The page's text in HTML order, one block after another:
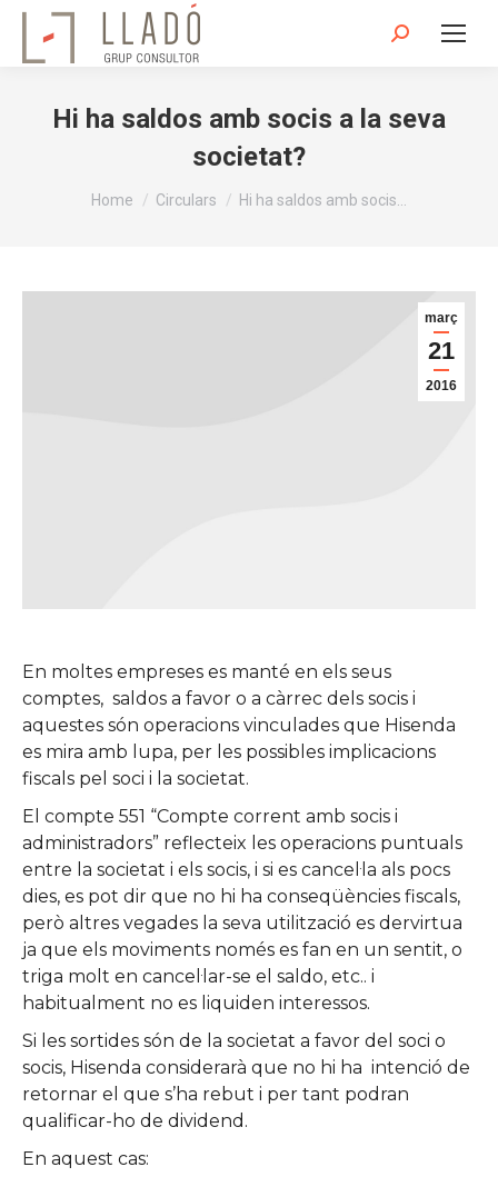
Search:
Hi ha saldos amb socis a la seva
societat?
You are here:
Home Circulars Hi ha saldos amb socis…
març
21
2016
En moltes empreses es manté en els seus
comptes, saldos a favor o a càrrec dels socis i
aquestes són operacions vinculades que Hisenda
es mira amb lupa, per les possibles implicacions
fiscals pel soci i la societat.
El compte 551 “Compte corrent amb socis i
administradors” reflecteix les operacions puntuals
entre la societat i els socis, i si es cancel·la als pocs
dies, es pot dir que no hi ha conseqüències fiscals,
però altres vegades la seva utilització es dervirtua
ja que els moviments només es fan en un sentit, o
triga molt en cancel·lar-se el saldo, etc.. i
habitualment no es liquiden interessos.
Si les sortides són de la societat a favor del soci o
socis, Hisenda considerarà que no hi ha intenció de
retornar el que s’ha rebut i per tant podran
qualificar-ho de dividend.
En aquest cas: